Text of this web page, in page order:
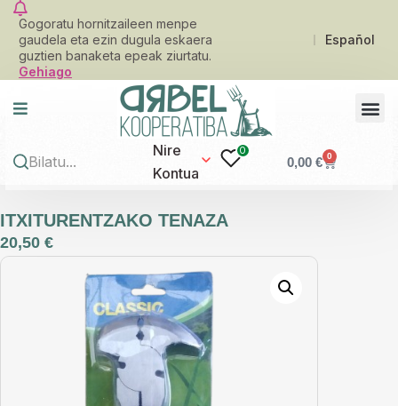
Gogoratu hornitzaileen menpe
gaudela eta ezin dugula eskaera
guztien banaketa epeak ziurtatu.
Gehiago
Español
Nire
Kontua
0
0,00€ 0
ITXITURENTZAKO TENAZA
20,50 €